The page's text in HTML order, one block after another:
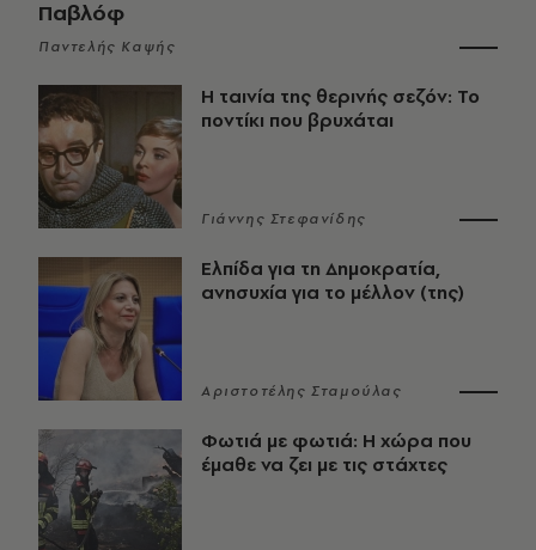
Παβλόφ
Παντελής Καψής
Η ταινία της θερινής σεζόν: Το
ποντίκι που βρυχάται
Γιάννης Στεφανίδης
Ελπίδα για τη Δημοκρατία,
ανησυχία για το μέλλον (της)
Αριστοτέλης Σταμούλας
Φωτιά με φωτιά: Η χώρα που
έμαθε να ζει με τις στάχτες